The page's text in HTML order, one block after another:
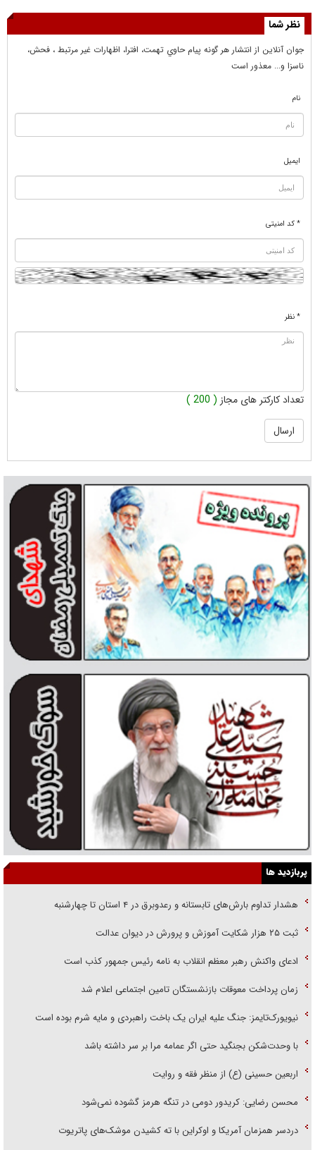
نظر شما
جوان آنلاين از انتشار هر گونه پيام حاوي تهمت، افترا، اظهارات غير مرتبط ، فحش،
ناسزا و... معذور است
نام
ایمیل
* کد امنیتی
* نظر
تعداد کارکتر های مجاز ( 200 )
پربازدید ها
هشدار تداوم بارش‌های تابستانه و رعدوبرق در ۴ استان تا چهارشنبه
ثبت ۲۵ هزار شکایت آموزش و پرورش در دیوان عدالت
ادعای واکنش رهبر معظم انقلاب به نامه رئیس جمهور کذب است
زمان پرداخت معوقات بازنشستگان تامین اجتماعی اعلام شد
نیویورک‌تایمز: جنگ علیه ایران یک باخت راهبردی و مایه شرم بوده است
با وحدت‌شکن بجنگید حتی اگر عمامه مرا بر سر داشته باشد
اربعین حسینی (ع) از منظر فقه و روایت
محسن رضایی: کریدور دومی در تنگه هرمز گشوده نمی‌شود
دردسر همزمان آمریکا و اوکراین با ته کشیدن موشک‌های پاتریوت